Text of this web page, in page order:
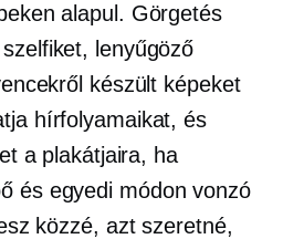
alapul. Görgetés
lenyűgöző
készült képeket
hírfolyamaikat, és
a plakátjaira, ha
és egyedi módon vonzó
közzé, azt szeretné,